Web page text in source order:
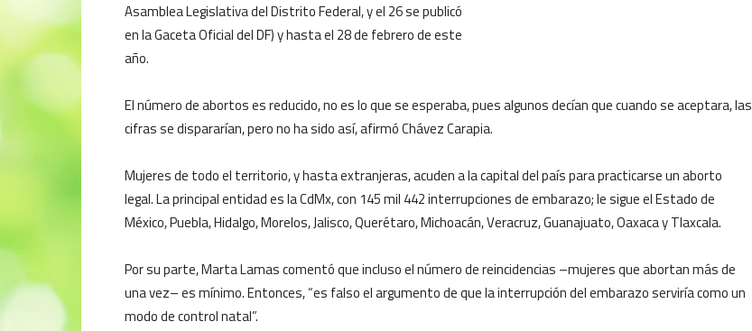
Asamblea Legislativa del Distrito Federal, y el 26 se publicó
en la Gaceta Oficial del DF) y hasta el 28 de febrero de este
año.
El número de abortos es reducido, no es lo que se esperaba, pues algunos decían que cuando se aceptara, las
cifras se dispararían, pero no ha sido así, afirmó Chávez Carapia.
Mujeres de todo el territorio, y hasta extranjeras, acuden a la capital del país para practicarse un aborto
legal. La principal entidad es la CdMx, con 145 mil 442 interrupciones de embarazo; le sigue el Estado de
México, Puebla, Hidalgo, Morelos, Jalisco, Querétaro, Michoacán, Veracruz, Guanajuato, Oaxaca y Tlaxcala.
Por su parte, Marta Lamas comentó que incluso el número de reincidencias –mujeres que abortan más de
una vez– es mínimo. Entonces, “es falso el argumento de que la interrupción del embarazo serviría como un
modo de control natal”.